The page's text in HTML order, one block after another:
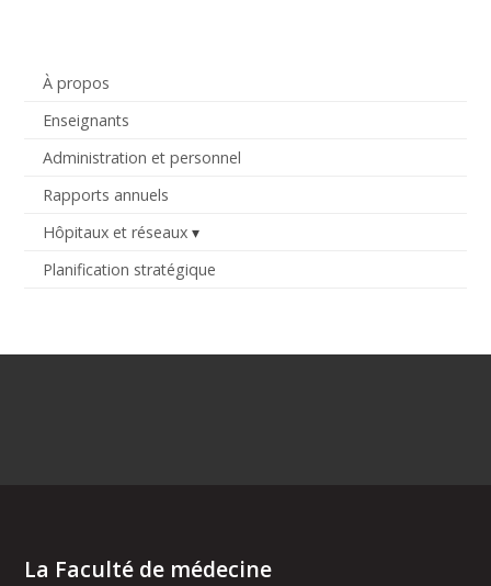
À propos
Enseignants
Administration et personnel
Rapports annuels
Hôpitaux et réseaux
Planification stratégique
La Faculté de médecine